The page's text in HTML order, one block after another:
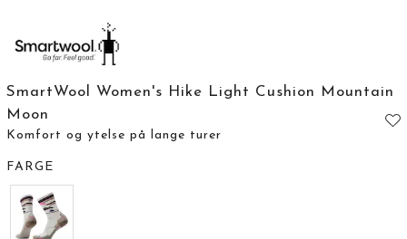
SmartWool Women's Hike Light Cushion Mountain
Moon
Komfort og ytelse på lange turer
FARGE